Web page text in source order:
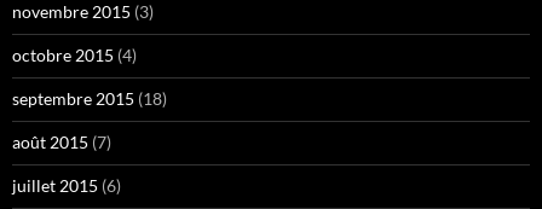
novembre 2015 (3)
octobre 2015 (4)
septembre 2015 (18)
août 2015 (7)
juillet 2015 (6)